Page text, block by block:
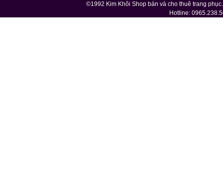
©1992 Kim Khôi Shop bán và cho thuê trang
Hotline: